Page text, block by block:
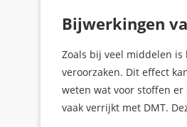
Bijwerkingen
Zoals bij veel middelen
veroorzaken. Dit effect
weten wat voor stoffen
vaak verrijkt met DMT.